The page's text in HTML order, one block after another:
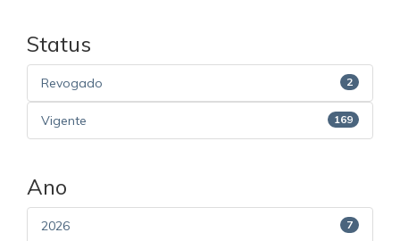
Status
Revogado 2
Vigente 169
Ano
2026 7